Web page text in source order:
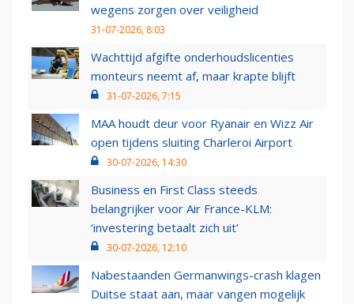
wegens zorgen over veiligheid
31-07-2026, 8:03
Wachttijd afgifte onderhoudslicenties
monteurs neemt af, maar krapte blijft
31-07-2026, 7:15
MAA houdt deur voor Ryanair en Wizz Air
open tijdens sluiting Charleroi Airport
30-07-2026, 14:30
Business en First Class steeds
belangrijker voor Air France-KLM:
‘investering betaalt zich uit’
30-07-2026, 12:10
Nabestaanden Germanwings-crash klagen
Duitse staat aan, maar vangen mogelijk